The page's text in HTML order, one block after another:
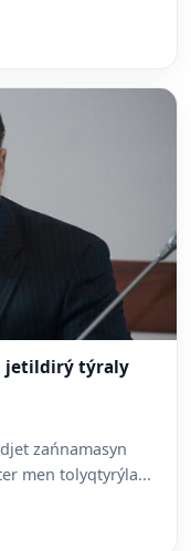
jetildirý týraly
zańnamasyn
men tolyqtyrýla...